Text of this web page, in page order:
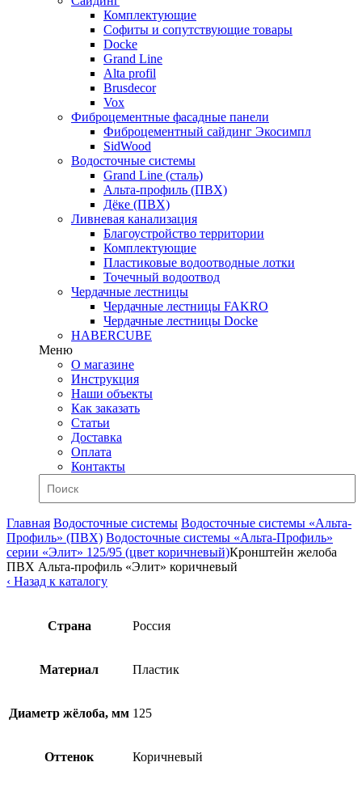
Комплектующие
Софиты и сопутствующие товары
Docke
Grand Line
Alta profil
Brusdecor
Vox
Фиброцементные фасадные панели
Фиброцементный сайдинг Экосимпл
SidWood
Водосточные системы
Grand Line (сталь)
Альта-профиль (ПВХ)
Дёке (ПВХ)
Ливневая канализация
Благоустройство территории
Комплектующие
Пластиковые водоотводные лотки
Точечный водоотвод
Чердачные лестницы
Чердачные лестницы FAKRO
Чердачные лестницы Docke
HABERCUBE
Меню
О магазине
Инструкция
Наши объекты
Как заказать
Статьи
Доставка
Оплата
Контакты
Главная Водосточные системы Водосточные системы «Альта-
Профиль» (ПВХ) Водосточные системы «Альта-Профиль»
серии «Элит» 125/95 (цвет коричневый)Кронштейн желоба
ПВХ Альта-профиль «Элит» коричневый
‹ Назад к каталогу
Страна Россия
Материал Пластик
Диаметр жёлоба, мм 125
Оттенок Коричневый